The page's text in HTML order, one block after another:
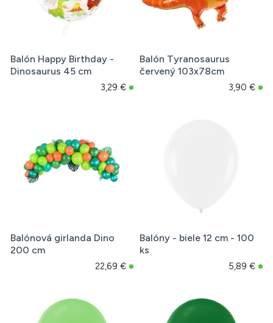
Balón Happy Birthday -
Dinosaurus 45 cm
3,29 €
Balón Tyranosaurus
červený 103x78cm
3,90 €
Balónová girlanda Dino
200 cm
22,69 €
Balóny - biele 12 cm - 100
ks
5,89 €